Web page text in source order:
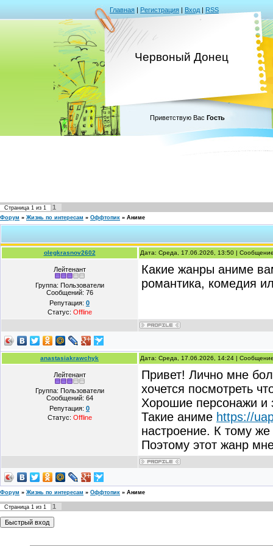
Главная | Регистрация | Вход | RSS
Червоный Донец
Приветствую Вас Гость
Страница 1 из 1 1
Форум » Жизнь по интересам » Оффтопик » Аниме
olegkrasnov2602 Дата: Среда, 17.06.2026, 13:50 |
Лейтенант
Группа: Пользователи
Сообщений: 76
Репутация: 0
Статус: Offline
Какие жанры аниме
романтика, комедия
anastasiakrawchyk Дата: Среда, 17.06.2026, 14:24 |
Лейтенант
Группа: Пользователи
Сообщений: 64
Репутация: 0
Статус: Offline
Привет! Лично мне
хочется посмотреть
Хорошие персонажи и
Такие аниме https://
настроение. К тому
Поэтому этот жанр
Форум » Жизнь по интересам » Оффтопик » Аниме
Страница 1 из 1 1